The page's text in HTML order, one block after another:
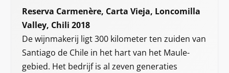
Reserva Carmenère, Carta Vieja, Loncomilla
Valley, Chili 2018
De wijnmakerij ligt 300 kilometer ten zuiden van
Santiago de Chile in het hart van het Maule-
gebied. Het bedrijf is al zeven generaties